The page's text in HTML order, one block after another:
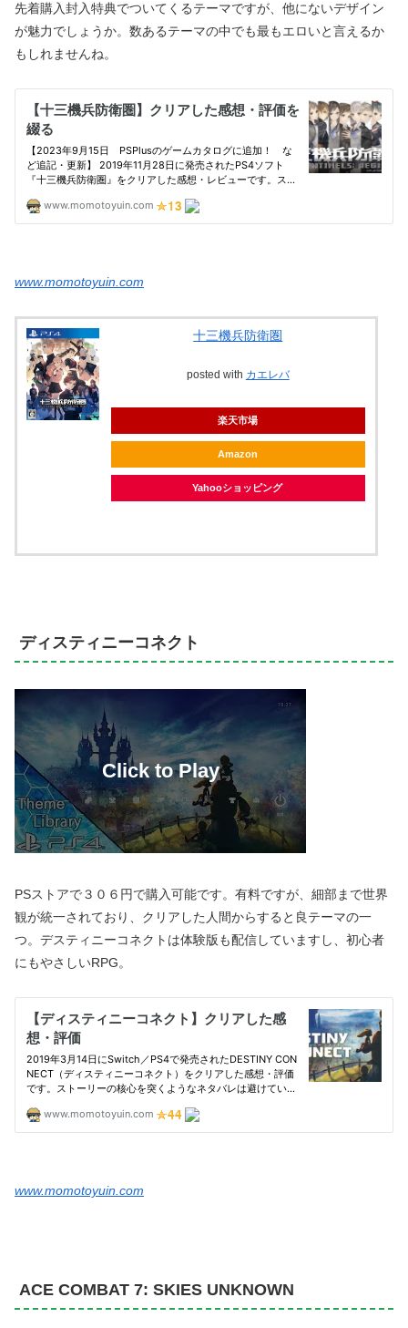
先着購入封入特典でついてくるテーマですが、他にないデザイン
が魅力でしょうか。数あるテーマの中でも最もエロいと言えるか
もしれませんね。
www.momotoyuin.com
十三機兵防衛圏
posted with カエレバ
楽天市場
Amazon
Yahooショッピング
ディスティニーコネクト
PSストアで３０６円で購入可能です。有料ですが、細部まで世界
観が統一されており、クリアした人間からすると良テーマの一
つ。デスティニーコネクトは体験版も配信していますし、初心者
にもやさしいRPG。
www.momotoyuin.com
ACE COMBAT 7: SKIES UNKNOWN